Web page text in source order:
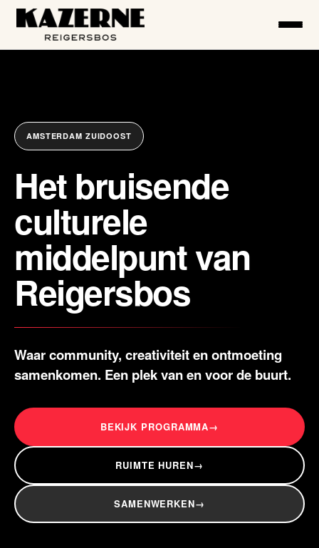
AMSTERDAM ZUIDOOST
Het bruisende
culturele
middelpunt van
Reigersbos
Waar community, creativiteit en ontmoeting
samenkomen. Een plek van en voor de buurt.
BEKIJK PROGRAMMA→
RUIMTE HUREN→
SAMENWERKEN→